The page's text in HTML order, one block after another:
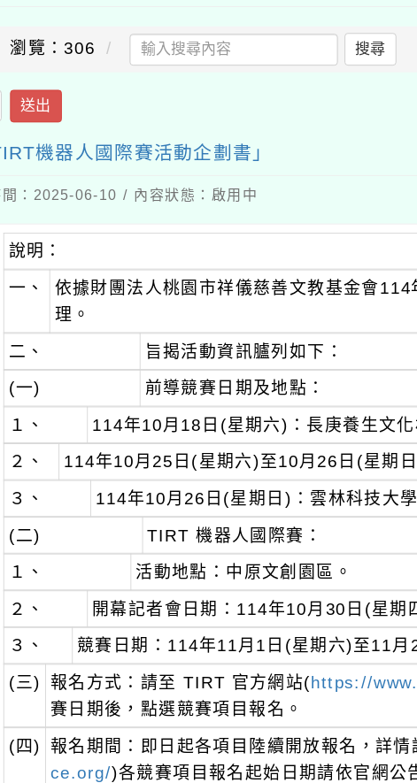
瀏覽：306 搜尋
送出
機器人國際賽活動企劃書」
：2025-06-10 / 內容狀態：啟用中
說明：
一、
依據財團法人桃園市祥儀慈善文教基金會
理。
二、
旨揭活動資訊臚列如下：
(一)
前導競賽日期及地點：
１、
114年10月18日(星期六)：長庚養生文化
２、 114年10月25日(星期六)至10月26日(星期
３、
114年10月26日(星期日)：雲林科技大學
(二)
TIRT 機器人國際賽：
１、 活動地點：中原文創園區。
２、 開幕記者會日期：114年10月30日(星期
３、
競賽日期：114年11月1日(星期六)至11月
(三)
報名方式：請至 TIRT 官方網站(https://
賽日期後，點選競賽項目報名。
(四)
報名期間：即日起各項目陸續開放報名，詳
ce.org/)各競賽項目報名起始日期請依官網公